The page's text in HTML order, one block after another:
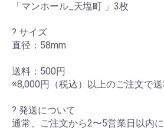
「マンホール_天塩町 」3枚
? サイズ
直径：58mm
送料：500円
※8,000円（税込）以上のご注文で送
? 発送について
通常、ご注文から2〜5営業日以内に